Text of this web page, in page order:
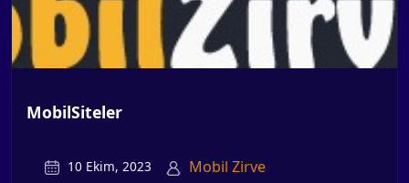
MobilSiteler
10 Ekim, 2023 Mobil Zirve